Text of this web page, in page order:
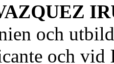
och
och vid